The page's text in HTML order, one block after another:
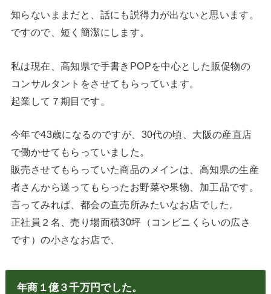
知らないままだと、話にも説得力が出ないと思います。
ですので、短く簡潔にします。
私は現在、高知県で手書きPOPを中心とした販促物の
コンサルタントをさせてもらっています。
起業して７期目です。
今年で43歳になるのですが、30代の頃、大阪の産直店
で働かせてもらっていました。
販売させてもらっていた商品のメインは、高知県の生産
者さんから送ってもらったお野菜や果物、加工品です。
言ってみれば、都会の直売所みたいなお店でした。
正社員２名、売り場面積30坪（コンビニくらいの広さ
です）の小さなお店で、
年商１億３千万円でした。